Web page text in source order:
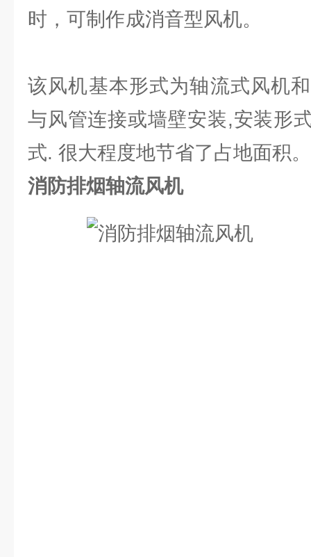
时，可制作成消
该风机基本形式为轴流式风机
与风管连接或墙壁安装,安装形
式. 很大程度地节省了占地面积。
消防排烟轴流风机